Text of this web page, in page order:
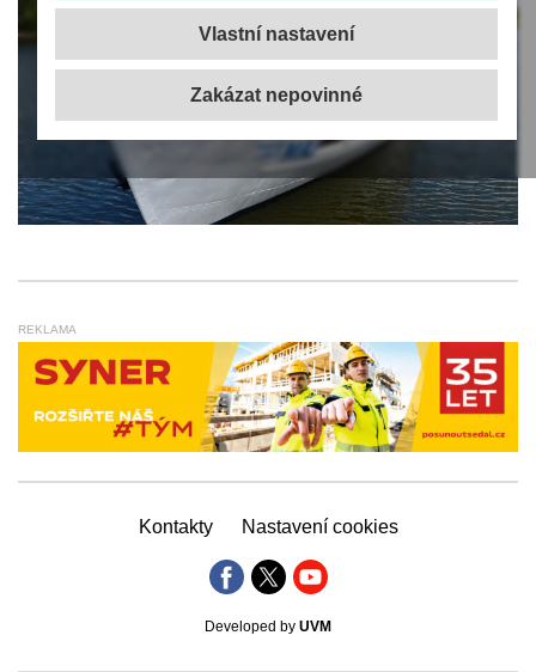
Vlastní nastavení
REKLAMA
Kontakty Nastavení cookies
Developed by UVM